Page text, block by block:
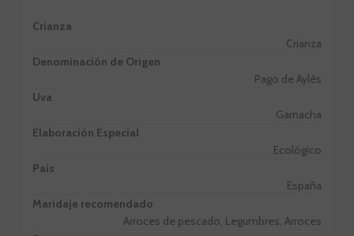
Crianza
Crianza
Denominación de Origen
Pago de Aylés
Uva
Garnacha
Elaboración Especial
Ecológico
Pais
España
Maridaje recomendado
Arroces de pescado, Legumbres, Arroces